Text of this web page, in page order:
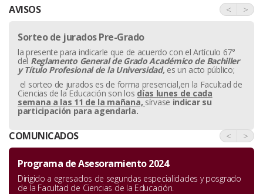
AVISOS < >
Sorteo de jurados Pre-Grado
la presente para indicarle que de acuerdo con el Artículo 67°
del Reglamento General de Grado Académico de Bachiller
yTítulo Profesional de la Universidad, es un acto público;
el sorteo de jurados es de forma presencial,en la Facultad de
Ciencias de la Educación son los días lunes de cada
semana a las 11 de la mañana, sírvase indicar su
participación para agendarla.
COMUNICADOS < >
Programa de Asesoramiento 2024
Dirigido a egresados de segundas especialidades y posgrado
de la Facultad de Ciencias de la Educación.